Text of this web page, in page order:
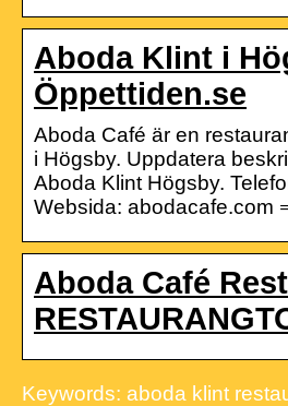
Aboda Klint i
Öppettiden.se
Aboda Café är en
i Högsby. Uppdatera
Aboda Klint Högsby.
Websida: abodacafe.com
Aboda Café
Keywords: aboda klint